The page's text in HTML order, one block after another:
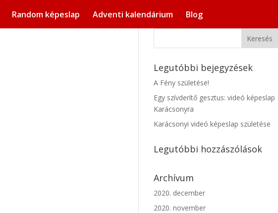
Random képeslap Adventi kalendárium Blog
Legutóbbi bejegyzések
A Fény születése!
Egy szívderítő gesztus: videó képeslap
Karácsonyra
Karácsonyi videó képeslap születése
Legutóbbi hozzászólások
Archívum
2020. december
2020. november